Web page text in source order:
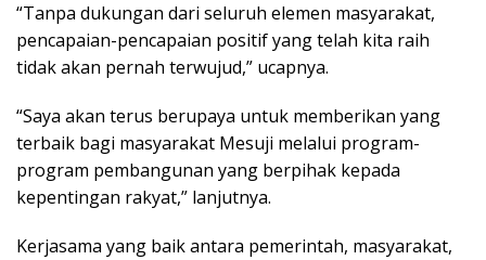
“Tanpa dukungan dari seluruh elemen masyarakat,
pencapaian-pencapaian positif yang telah kita raih
tidak akan pernah terwujud,” ucapnya.
“Saya akan terus berupaya untuk memberikan yang
terbaik bagi masyarakat Mesuji melalui program-
program pembangunan yang berpihak kepada
kepentingan rakyat,” lanjutnya.
Kerjasama yang baik antara pemerintah, masyarakat,